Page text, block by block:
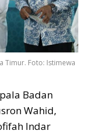
Timur. Foto: Istimewa
Badan
Wahid,
Indar